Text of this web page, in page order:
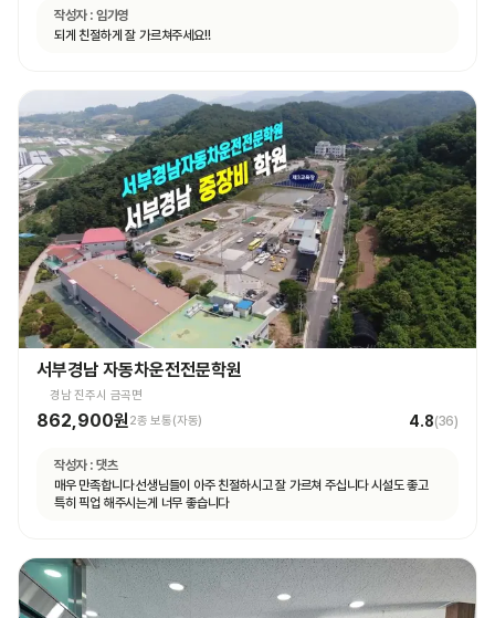
작성자 : 임가영
되게 친절하게 잘 가르쳐주세요!!
서부경남 자동차운전전문학원
경남 진주시 금곡면
862,900원2종 보통(자동) 4.8(36)
작성자 : 댓츠
매우 만족합니다 선생님들이 아주 친절하시고 잘 가르쳐 주십니다 시설도 좋고
특히 픽업 해주시는게 너무 좋습니다